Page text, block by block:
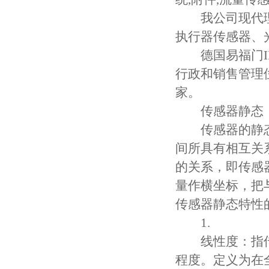
我公司现代理
执行器传感器、
德国易福门
行政和销售管理
家。
传感器静态
传感器的静态
间所具有相互关
的关系，即传感
量作横坐标，把
传感器静态特性
1.
线性度：指传
程度。定义为在